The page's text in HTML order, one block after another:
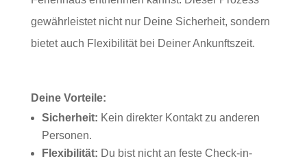
gewährleistet nicht nur Deine Sicherheit, sondern
bietet auch Flexibilität bei Deiner Ankunftszeit.
Deine Vorteile:
Sicherheit: Kein direkter Kontakt zu anderen
Personen.
Flexibilität: Du bist nicht an feste Check-in-